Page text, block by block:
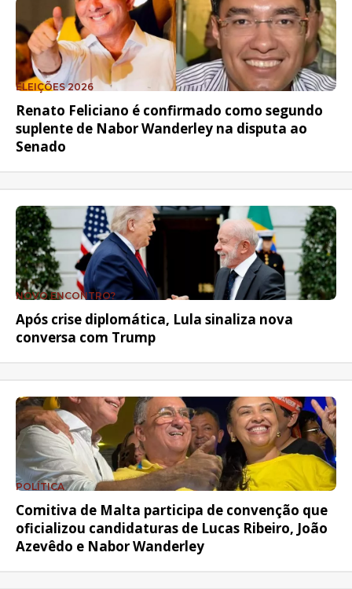
ELEIÇÕES 2026
Renato Feliciano é confirmado como segundo
suplente de Nabor Wanderley na disputa ao
Senado
NOVO ENCONTRO?
Após crise diplomática, Lula sinaliza nova
conversa com Trump
POLÍTICA
Comitiva de Malta participa de convenção que
oficializou candidaturas de Lucas Ribeiro, João
Azevêdo e Nabor Wanderley